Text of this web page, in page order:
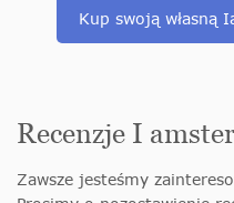
Kup swoją własną
Recenzje I
Zawsze jesteśmy